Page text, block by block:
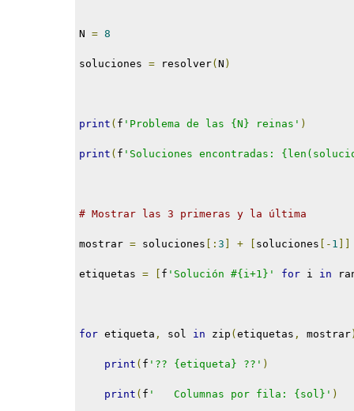
N = 8
soluciones = resolver(N )
print ( f 'Problema de las {N} reinas' )
print ( f 'Soluciones encontradas:
# Mostrar las 3 primeras y la última
mostrar = soluciones [: 3 ] + [ soluciones [- 1 ]]
etiquetas = [ f 'Solución #{i+1}' for i in
for etiqueta , sol in zip (etiquetas , mostrar
print ( f '?? {etiqueta} ??' )
print ( f '   Columnas por fila: {sol}' )